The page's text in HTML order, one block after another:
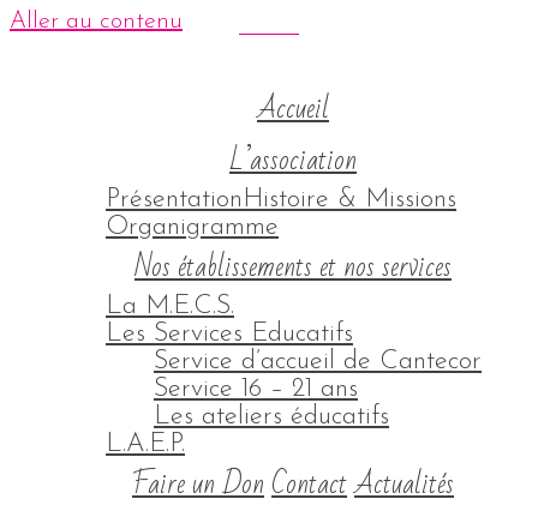
Aller au contenu
Accueil
L’association
Présentation Histoire & Missions
Organigramme
Nos établissements et nos services
La M.E.C.S.
Les Services Educatifs
Service d’accueil de Cantecor
Service 16 – 21 ans
Les ateliers éducatifs
L.A.E.P.
Faire un DonContactActualités